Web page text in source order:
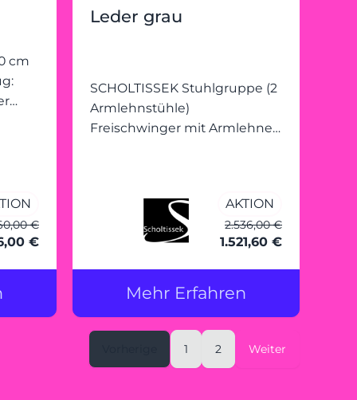
€
€
Leder grau
SCHOLTISSEK Stuhlgruppe (2
Armlehnstühle)
Freischwinger mit Armlehnen
Stahl (Rundrohr) eisengrau
(RAL 7011) pulverbeschichtet
AKTION
2.536,00 €
1.521,60 €
Mehr Erfahren
1 2 Weiter